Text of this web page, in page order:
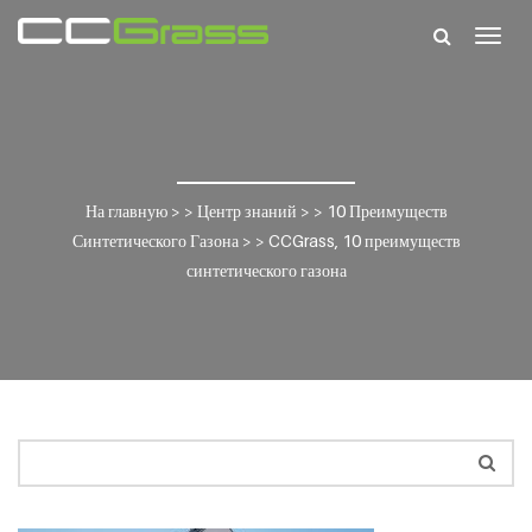
На главную> > Центр знаний > > 10 Преимуществ
Синтетического Газона> > CCGrass, 10 преимуществ
синтетического газона